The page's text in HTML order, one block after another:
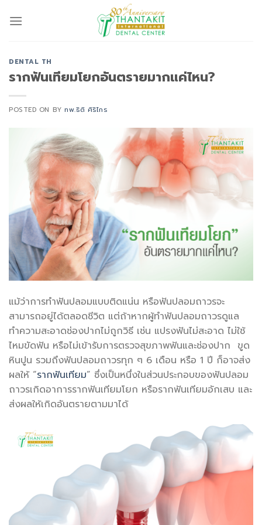
DENTAL TH
รากฟันเทียมโยกอันตรายมากแค่ไหน?
POSTED ON BYทพ.ธิติ ศิริไกร
แม้ว่าการทำฟันปลอมแบบติดแน่น หรือฟันปลอมถาวรจะ
สามารถอยู่ได้ตลอดชีวิต แต่ถ้าหากผู้ทำฟันปลอมถาวรดูแล
ทำความสะอาดช่องปากไม่ถูกวิธี เช่น แปรงฟันไม่สะอาด ไม่ใช้
ไหมขัดฟัน หรือไม่เข้ารับการตรวจสุขภาพฟันและช่องปาก ขูด
หินปูน รวมถึงฟันปลอมถาวรทุก ๆ 6 เดือน หรือ 1 ปี ก็อาจส่ง
ผลให้ “รากฟันเทียม” ซึ่งเป็นหนึ่งในส่วนประกอบของฟันปลอม
ถาวรเกิดอาการรากฟันเทียมโยก หรือรากฟันเทียมอักเสบ และ
ส่งผลให้เกิดอันตรายตามมาได้